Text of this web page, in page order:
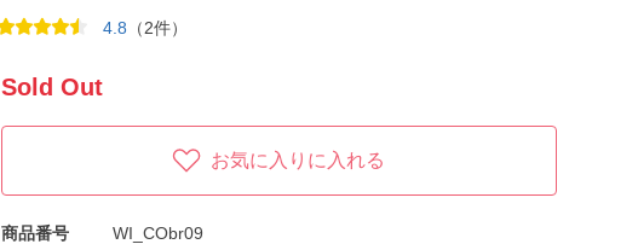
4.8 （2件）
Sold Out
お気に入りに入れる
商品番号
WI_CObr09